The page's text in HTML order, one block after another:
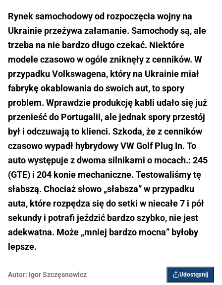
Rynek samochodowy od rozpoczęcia wojny na
Ukrainie przeżywa załamanie. Samochody są, ale
trzeba na nie bardzo długo czekać. Niektóre
modele czasowo w ogóle zniknęły z cenników. W
przypadku Volkswagena, który na Ukrainie miał
fabrykę okablowania do swoich aut, to spory
problem. Wprawdzie produkcję kabli udało się już
przenieść do Portugalii, ale jednak spory przestój
był i odczuwają to klienci. Szkoda, że z cenników
czasowo wypadł hybrydowy VW Golf Plug In. To
auto występuje z dwoma silnikami o mocach.: 245
(GTE) i 204 konie mechaniczne. Testowaliśmy tę
słabszą. Chociaż słowo „słabsza” w przypadku
auta, które rozpędza się do setki w niecałe 7 i pół
sekundy i potrafi jeździć bardzo szybko, nie jest
adekwatna. Może „mniej bardzo mocna” byłoby
lepsze.
Autor: Igor ­Szczęsnowicz Udostępnij